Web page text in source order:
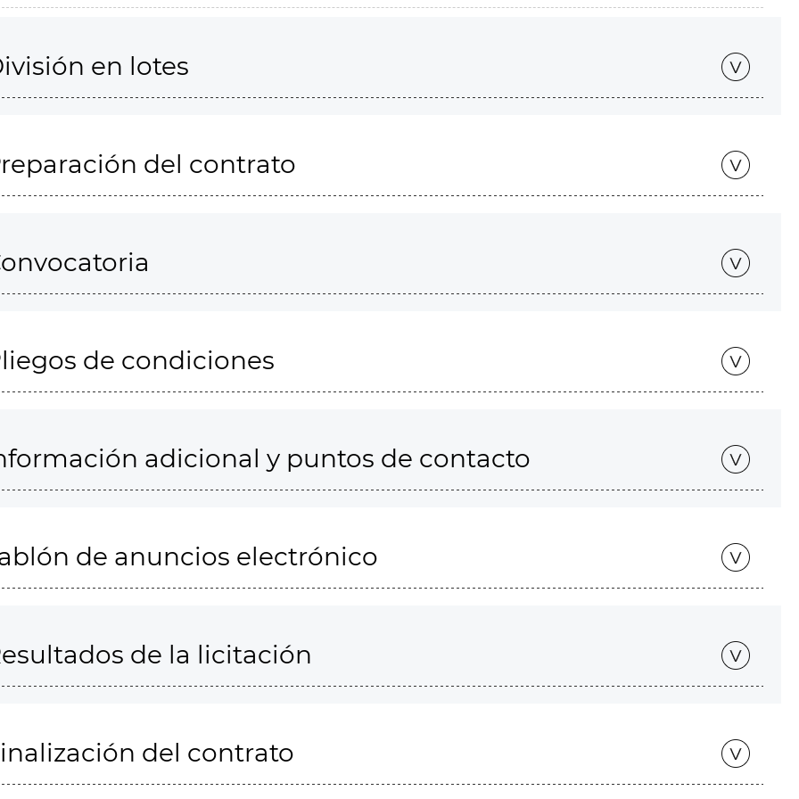
en lotes
del contrato
de condiciones
adicional y puntos de contacto
de anuncios electrónico
de la licitación
del contrato